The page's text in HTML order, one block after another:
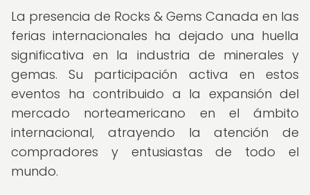
La presencia de Rocks & Gems Canada en las
ferias internacionales ha dejado una huella
significativa en la industria de minerales y
gemas. Su participación activa en estos
eventos ha contribuido a la expansión del
mercado norteamericano en el ámbito
internacional, atrayendo la atención de
compradores y entusiastas de todo el
mundo.